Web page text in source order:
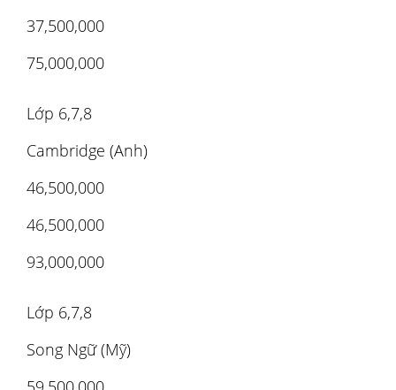
37,500,000
75,000,000
Lớp 6,7,8
Cambridge (Anh)
46,500,000
46,500,000
93,000,000
Lớp 6,7,8
Song Ngữ (Mỹ)